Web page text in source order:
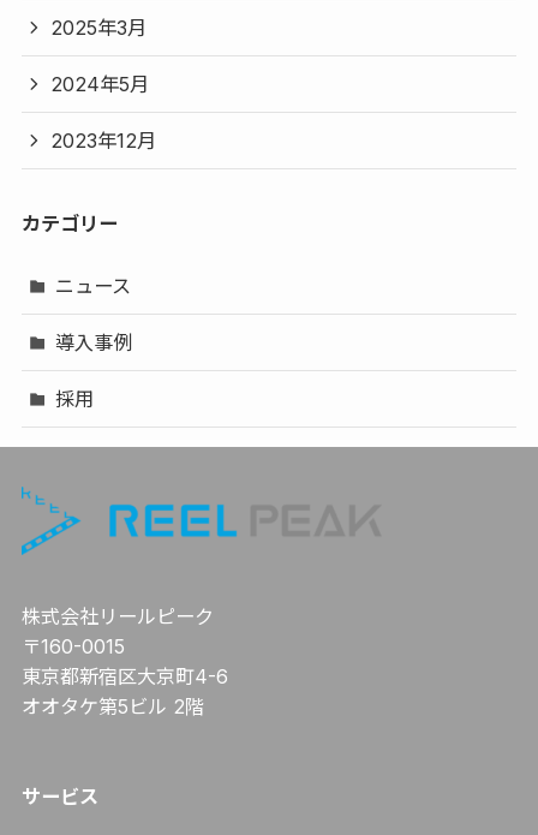
2025年3月
2024年5月
2023年12月
カテゴリー
ニュース
導入事例
採用
株式会社リールピーク
〒160-0015
東京都新宿区大京町4-6
オオタケ第5ビル 2階
サービス